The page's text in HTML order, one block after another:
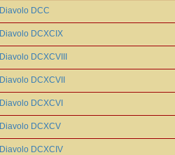
Diavolo DCC
Diavolo DCXCIX
Diavolo DCXCVIII
Diavolo DCXCVII
Diavolo DCXCVI
Diavolo DCXCV
Diavolo DCXCIV